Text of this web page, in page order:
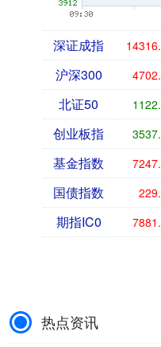
深证成指
沪深300
北证50
创业板指
基金指数
国债指数
期指IC0
热点资讯